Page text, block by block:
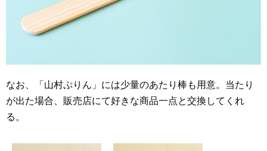
なお、「山村ぷりん」には少量のあたり棒も用意。当たり
が出た場合、販売店にて好きな商品一点と交換してくれ
る。